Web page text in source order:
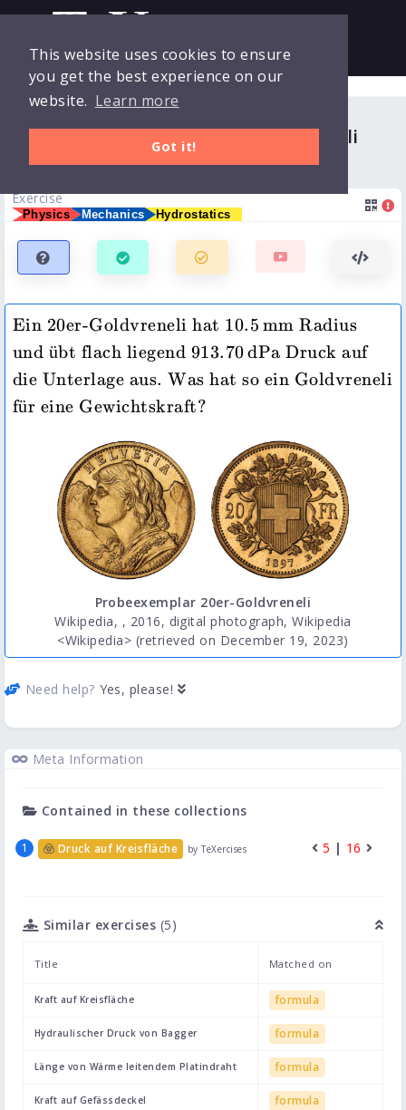
This website uses cookies to ensure
you get the best experience on our
website. Learn more
Got it!
Login
Collections
Exercises
Courses
Gewichtskraft von 20er-Goldvreneli
Exercise
Physics Mechanics Hydrostatics
Ein 20er-Goldvreneli hat 10.5 mm Radius
und übt flach liegend
913.70\,\mathrm{dPa}
913.70dPa Druck auf
die Unterlage aus. Was hat so ein Goldvreneli
für eine Gewichtskraft?
Probeexemplar 20er-Goldvreneli
Wikipedia, , 2016, digital photograph, Wikipedia
<Wikipedia> (retrieved on December 19, 2023)
Need help? Yes, please!
Meta Information
Contained in these collections
Druck auf Kreisfläche by TeXercises 5 | 16
Similar exercises (5)
Title Matched on
Kraft auf Kreisfläche formula
Hydraulischer Druck von Bagger formula
Länge von Wärme leitendem Platindraht formula
Kraft auf Gefässdeckel formula